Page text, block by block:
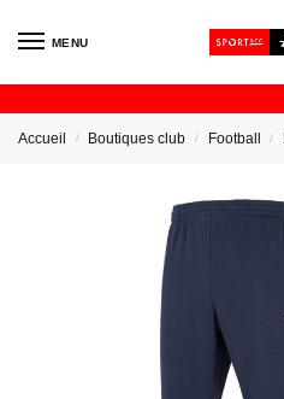
MENU
Accueil / Boutiques club / Football /